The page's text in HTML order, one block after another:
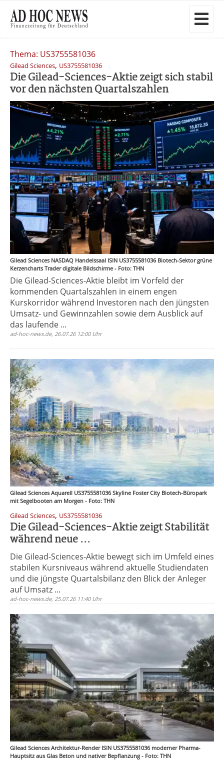
Thema: US3755581036
Gilead Sciences, US3755581036
Die Gilead-Sciences-Aktie zeigt sich stabil
vor den nächsten Quartalszahlen
Gilead Sciences NASDAQ Handelssaal ISIN US3755581036 Biotech-Sektor grüne
Kerzencharts Trader digitale Bildschirme - Foto: THN
Die Gilead-Sciences-Aktie bleibt im Vorfeld der
kommenden Quartalszahlen in einem engen
Kurskorridor während Investoren nach den jüngsten
Umsatz- und Gewinnzahlen sowie dem Ausblick auf
das laufende ...
ad-hoc-news.de, 26.07.26 12:00 Uhr
Gilead Sciences Aquarell US3755581036 Skyline Foster City Biotech-Büropark
mit Segelbooten am Morgen - Foto: THN
Gilead Sciences, US3755581036
Die Gilead-Sciences-Aktie zeigt Stabilität
während neue ...
Die Gilead-Sciences-Aktie bewegt sich im Umfeld eines
stabilen Kursniveaus während aktuelle Studiendaten
und die jüngste Quartalsbilanz den Blick der Anleger
auf Umsatz ...
ad-hoc-news.de, 25.07.26 11:40 Uhr
Gilead Sciences Architektur-Render ISIN US3755581036 moderner Pharma-
Hauptsitz aus Glas Beton und nativer Bepflanzung - Foto: THN